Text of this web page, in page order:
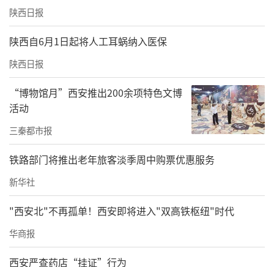
陕西日报
陕西自6月1日起将人工耳蜗纳入医保
陕西日报
“博物馆月”西安推出200余项特色文博
活动
三秦都市报
铁路部门将推出老年旅客淡季周中购票优惠服务
新华社
"西安北"不再孤单！西安即将进入"双高铁枢纽"时代
华商报
西安严查药店“挂证”行为